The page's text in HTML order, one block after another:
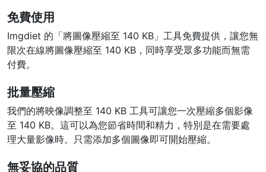
免費使用
Imgdiet 的「將圖像壓縮至 140 KB」工具免費提供，讓您無
限次在線將圖像壓縮至 140 KB，同時享受眾多功能而無需
付費。
批量壓縮
我們的將映像調整至 140 KB 工具可讓您一次壓縮多個影像
至 140 KB。這可以為您節省時間和精力，特別是在需要處
理大量影像時。只需添加多個圖像即可開始壓縮。
無妥協的品質